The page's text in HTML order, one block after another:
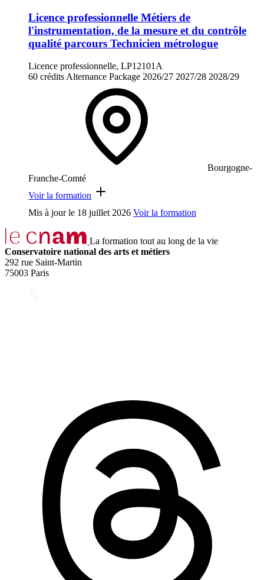
Licence professionnelle Métiers de
l'instrumentation, de la mesure et du contrôle
qualité parcours Technicien métrologue
Licence professionnelle, LP12101A
60 crédits Alternance Package 2026/27 2027/28 2028/29
Bourgogne-
Franche-Comté
Voir la formation
Mis à jour le 18 juillet 2026 Voir la formation
La formation tout au long de la vie
Conservatoire national des arts et métiers
292 rue Saint-Martin
75003 Paris